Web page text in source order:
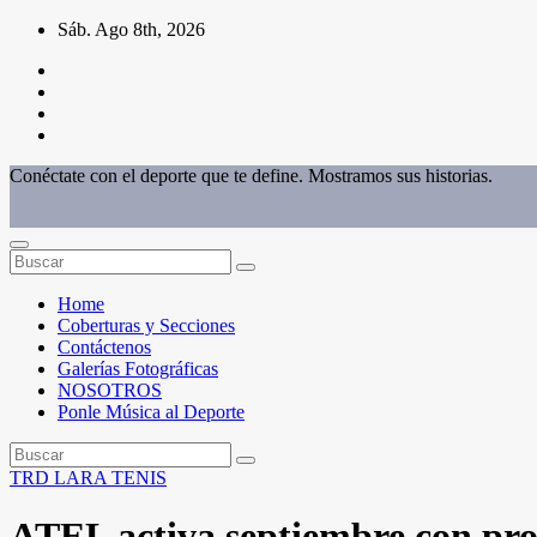
Saltar
contenido
Sáb. Ago 8th, 2026
Conéctate con el deporte que te define. Mostramos sus historias.
Home
Coberturas y Secciones
Contáctenos
Galerías Fotográficas
NOSOTROS
Ponle Música al Deporte
TRD LARA TENIS